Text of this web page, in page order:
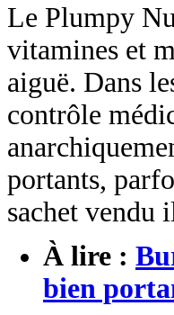
Le Plumpy
vitamines et
aiguë. Dans
contrôle
portants,
sachet vendu
À lire :
bien